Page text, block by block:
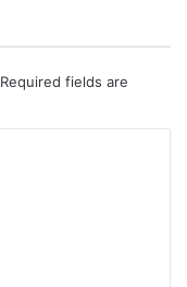
Required fields are